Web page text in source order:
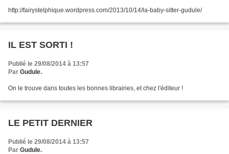
http://fairystelphique.wordpress.com/2013/10/14/la-baby-sitter-gudule/
IL EST SORTI !
Publié le 29/08/2014 à 13:57
Par Gudule.
On le trouve dans toutes les bonnes librairies, et chez l'éditeur !
LE PETIT DERNIER
Publié le 29/08/2014 à 13:57
Par Gudule.